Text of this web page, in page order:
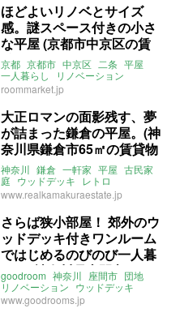
ほどよいリノベとサイズ
感。謎スペース付きの小さ
な平屋 (京都市中京区の賃
貸物件)
京都 京都市 中京区 二条 平屋
一人暮らし
リノベーション
クローゼット
ウッドデッキ
レトロ
ROOMMARKET 賃貸
roommarket.jp
大正ロマンの面影残す、夢
が詰まった鎌倉の平屋。(神
奈川県鎌倉市65㎡の賃貸物
件)
神奈川 鎌倉 一軒家 平屋 古民家
庭 ウッドデッキ レトロ
リノベーション 賃貸
www.realkamakuraestate.jp
さらば狭小部屋！ 郊外のウ
ッドデッキ付きワンルーム
ではじめるのびのび一人暮
らし (神奈川県座間市37㎡
の賃貸物件)
goodroom 神奈川 座間市 団地
リノベーション ウッドデッキ
ペット飼育可 賃貸
www.goodrooms.jp